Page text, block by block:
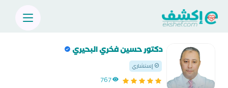
دكتور حسين فخري البحيري
إستشاري
767